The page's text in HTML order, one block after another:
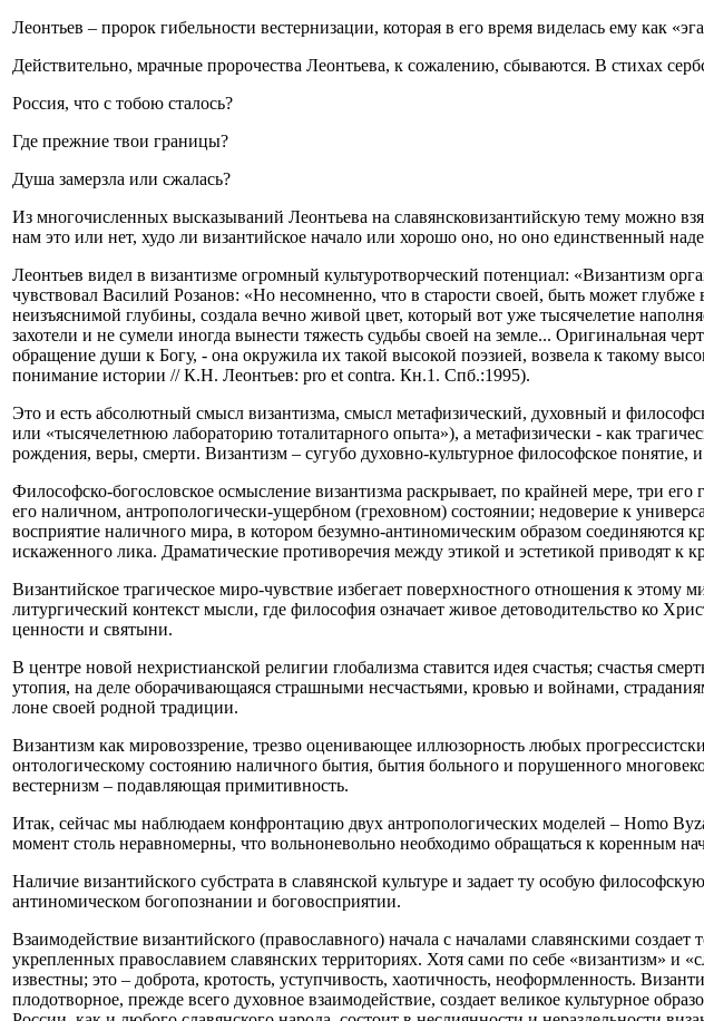
Леонтьев – пророк гибельности вестернизации, которая в его время виделась ему как
Действительно, мрачные пророчества Леонтьева, к сожалению, сбываются. В стихах
Россия, что с тобою сталось?
Где прежние твои границы?
Душа замерзла или сжалась?
Из многочисленных высказываний Леонтьева на славянсковизантийскую тему можно
нам это или нет, худо ли византийское начало или хорошо оно, но оно единственный
Леонтьев видел в византизме огромный культуротворческий потенциал: «Византизм
чувствовал Василий Розанов: «Но несомненно, что в старости своей, быть может глубже
неизъяснимой глубины, создала вечно живой цвет, который вот уже тысячелетие
захотели и не сумели иногда вынести тяжесть судьбы своей на земле... Оригинальная
обращение души к Богу, - она окружила их такой высокой поэзией, возвела к такому
понимание истории // К.Н. Леонтьев: pro et contra. Кн.1. Спб.:1995).
Это и есть абсолютный смысл византизма, смысл метафизический, духовный и
или «тысячелетнюю лабораторию тоталитарного опыта»), а метафизически - как
рождения, веры, смерти. Византизм – сугубо духовно-культурное философское понятие,
Философско-богословское осмысление византизма раскрывает, по крайней мере, три
его наличном, антропологически-ущербном (греховном) состоянии; недоверие к
восприятие наличного мира, в котором безумно-антиномическим образом соединяются
искаженного лика. Драматические противоречия между этикой и эстетикой приводят к
Византийское трагическое миро-чувствие избегает поверхностного отношения к
литургический контекст мысли, где философия означает живое детоводительство ко
ценности и святыни.
В центре новой нехристианской религии глобализма ставится идея счастья; счастья
утопия, на деле оборачивающаяся страшными несчастьями, кровью и войнами,
лоне своей родной традиции.
Византизм как мировоззрение, трезво оценивающее иллюзорность любых
онтологическому состоянию наличного бытия, бытия больного и порушенного
вестернизм – подавляющая примитивность.
Итак, сейчас мы наблюдаем конфронтацию двух антропологических моделей – Homo
момент столь неравномерны, что вольноневольно необходимо обращаться к коренным
Наличие византийского субстрата в славянской культуре и задает ту особую
антиномическом богопознании и боговосприятии.
Взаимодействие византийского (православного) начала с началами славянскими
укрепленных православием славянских территориях. Хотя сами по себе «византизм» и
известны; это – доброта, кротость, уступчивость, хаотичность, неоформленность.
плодотворное, прежде всего духовное взаимодействие, создает великое культурное